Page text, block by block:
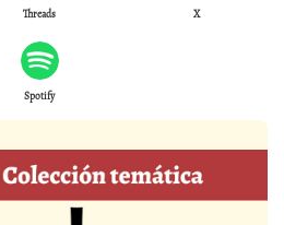
Threads X
Spotify